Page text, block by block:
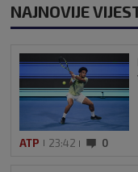
NAJNOVIJE
ATP 23:42 0